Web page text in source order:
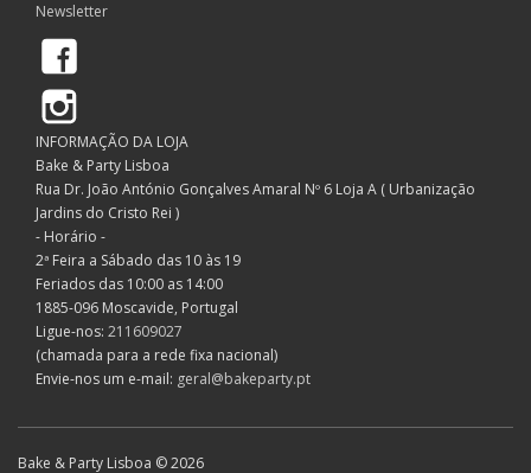
Newsletter
INFORMAÇÃO DA LOJA
Bake & Party Lisboa
Rua Dr. João António Gonçalves Amaral Nº 6 Loja A ( Urbanização
Jardins do Cristo Rei )
- Horário -
2ª Feira a Sábado das 10 às 19
Feriados das 10:00 as 14:00
1885-096 Moscavide, Portugal
Ligue-nos: 211609027
(chamada para a rede fixa nacional)
Envie-nos um e-mail: geral@bakeparty.pt
Bake & Party Lisboa © 2026